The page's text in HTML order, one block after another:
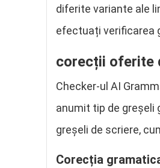
diferite variante ale
efectuați verificarea
corecții oferite
Checker-ul AI
anumit tip de greșeli
greșeli de scriere,
Corecția